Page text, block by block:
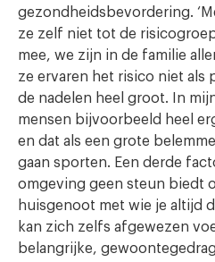
gezondheidsbevordering.
ze zelf niet tot de
mee, we zijn in de familie
ze ervaren het risico niet als
de nadelen heel groot. In
mensen bijvoorbeeld heel
en dat als een grote
gaan sporten. Een derde
omgeving geen steun biedt
huisgenoot met wie je altijd
kan zich zelfs afgewezen
belangrijke,